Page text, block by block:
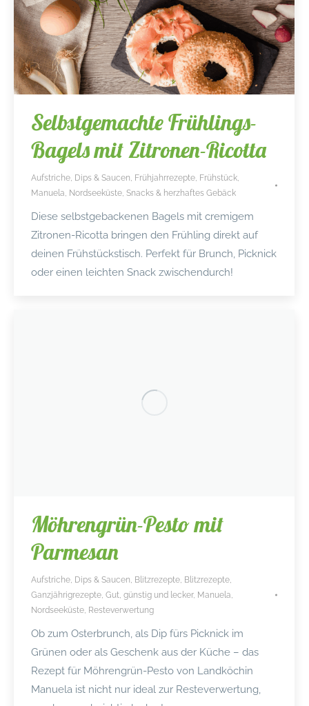
Selbstgemachte Frühlings-
Bagels mit Zitronen-Ricotta
Aufstriche, Dips & Saucen, Frühjahrrezepte, Frühstück,
Manuela, Nordseeküste, Snacks & herzhaftes Gebäck
Diese selbstgebackenen Bagels mit cremigem
Zitronen-Ricotta bringen den Frühling direkt auf
deinen Frühstückstisch. Perfekt für Brunch, Picknick
oder einen leichten Snack zwischendurch!
Möhrengrün-Pesto mit
Parmesan
Aufstriche, Dips & Saucen, Blitzrezepte, Blitzrezepte,
Ganzjährigrezepte, Gut, günstig und lecker, Manuela,
Nordseeküste, Resteverwertung
Ob zum Osterbrunch, als Dip fürs Picknick im
Grünen oder als Geschenk aus der Küche – das
Rezept für Möhrengrün-Pesto von Landköchin
Manuela ist nicht nur ideal zur Resteverwertung,